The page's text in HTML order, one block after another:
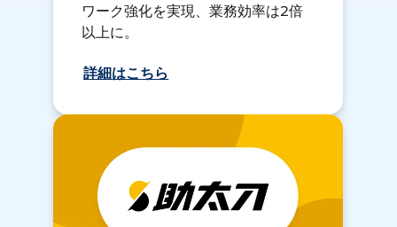
ワーク強化を実現、業務効率は2倍
以上に。
詳細はこちら